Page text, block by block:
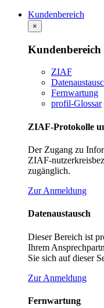
Kundenbereich
×
Kundenbereich
ZIAF
Fernwartung
profil-Glossar
ZIAF-Protokolle
Der Zugang zu
ZIAF-
zugänglich.
Zur Anmeldung
Datenaustausch
Dieser Bereich ist
Ihrem
Sie sich auf dieser
Zur Anmeldung
Fernwartung